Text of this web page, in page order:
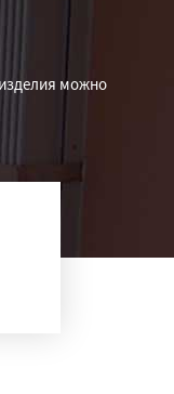
можно